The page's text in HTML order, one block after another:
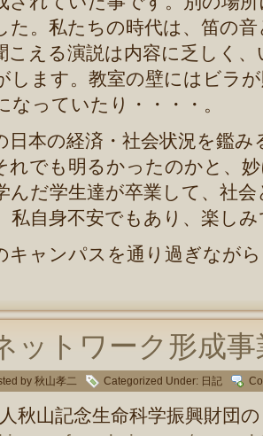
た。私たちの時代は、笛の
こえる演説は内容に乏しく
します。教室の壁にはビラ
なっていたり・・・・。
本の経済・社会状況を鑑み
れでも明るかったのかと、
んだ学生達が卒業して、社
私自身不安でもあり、楽し
ャンパスを通り過ぎなが
ットワーク形成
by 秋山孝二 Categorized Under: 日記
秋山記念生命科学振興財団